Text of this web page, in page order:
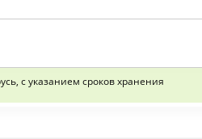
с указанием сроков хранения